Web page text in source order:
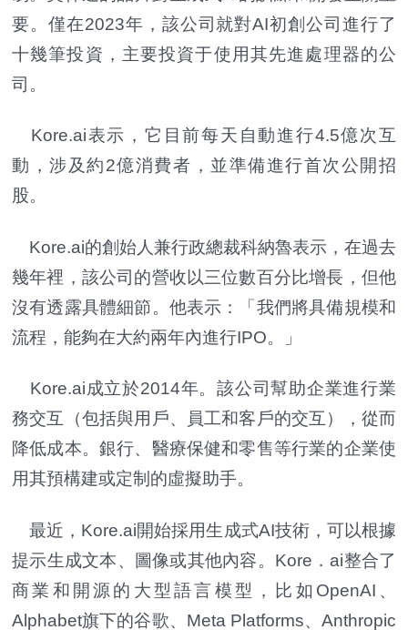
要。僅在2023年，該公司就對AI初創公司進行了
十幾筆投資，主要投資于使用其先進處理器的公
司。
Kore.ai表示，它目前每天自動進行4.5億次互
動，涉及約2億消費者，並準備進行首次公開招
股。
Kore.ai的創始人兼行政總裁科納魯表示，在過去
幾年裡，該公司的營收以三位數百分比增長，但他
沒有透露具體細節。他表示：「我們將具備規模和
流程，能夠在大約兩年內進行IPO。」
Kore.ai成立於2014年。該公司幫助企業進行業
務交互（包括與用戶、員工和客戶的交互），從而
降低成本。銀行、醫療保健和零售等行業的企業使
用其預構建或定制的虛擬助手。
最近，Kore.ai開始採用生成式AI技術，可以根據
提示生成文本、圖像或其他內容。Kore．ai整合了
商業和開源的大型語言模型，比如OpenAI、
Alphabet旗下的谷歌、Meta Platforms、Anthropic